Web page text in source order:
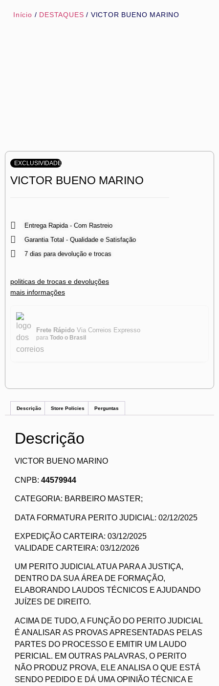
Início / DESTAQUES / VICTOR BUENO MARINO
EXCLUSIVIDADE
VICTOR BUENO MARINO
Entrega Rapida - Com Rastreio
Garantia Total - Qualidade e Satisfação
7 dias para devolução e trocas
politicas de trocas e devoluções
mais informações
Frete Rápido Via Correios Expresso
para Todo o Brasil
Descrição Store Policies Perguntas
Descrição
VICTOR BUENO MARINO
CNPB: 44579944
CATEGORIA: BARBEIRO MASTER;
DATA FORMATURA PERITO JUDICIAL: 02/12/2025
EXPEDIÇÃO CARTEIRA: 03/12/2025
VALIDADE CARTEIRA: 03/12/2026
UM PERITO JUDICIAL ATUA PARA A JUSTIÇA,
DENTRO DA SUA ÁREA DE FORMAÇÃO,
ELABORANDO LAUDOS TÉCNICOS E AJUDANDO
JUÍZES DE DIREITO.
ACIMA DE TUDO, A FUNÇÃO DO PERITO JUDICIAL
É ANALISAR AS PROVAS APRESENTADAS PELAS
PARTES DO PROCESSO E EMITIR UM LAUDO
PERICIAL. EM OUTRAS PALAVRAS, O PERITO
NÃO PRODUZ PROVA, ELE ANALISA O QUE ESTÁ
SENDO PEDIDO E DÁ UMA OPINIÃO TÉCNICA E